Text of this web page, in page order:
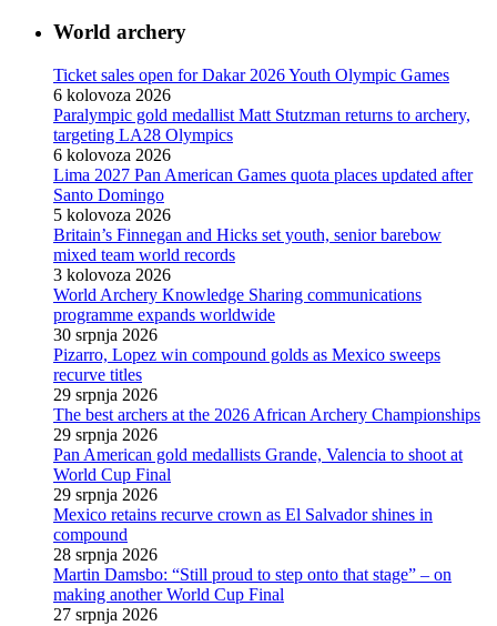
World archery
Ticket sales open for Dakar 2026 Youth Olympic Games
6 kolovoza 2026
Paralympic gold medallist Matt Stutzman returns to archery,
targeting LA28 Olympics
6 kolovoza 2026
Lima 2027 Pan American Games quota places updated after
Santo Domingo
5 kolovoza 2026
Britain’s Finnegan and Hicks set youth, senior barebow
mixed team world records
3 kolovoza 2026
World Archery Knowledge Sharing communications
programme expands worldwide
30 srpnja 2026
Pizarro, Lopez win compound golds as Mexico sweeps
recurve titles
29 srpnja 2026
The best archers at the 2026 African Archery Championships
29 srpnja 2026
Pan American gold medallists Grande, Valencia to shoot at
World Cup Final
29 srpnja 2026
Mexico retains recurve crown as El Salvador shines in
compound
28 srpnja 2026
Martin Damsbo: “Still proud to step onto that stage” – on
making another World Cup Final
27 srpnja 2026